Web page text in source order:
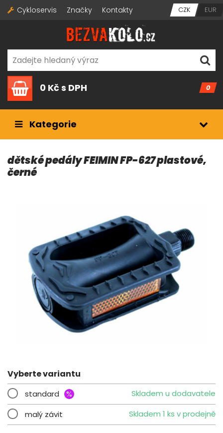
Cykloservis Značky Kontakty CZK EUR
0
0 Kčs DPH
Kategorie
dětské pedály FEIMIN FP-627 plastové,
černé
Vyberte variantu
standard %
Skladem u dodavatele
malý závit
Skladem 1 ks v prodejně